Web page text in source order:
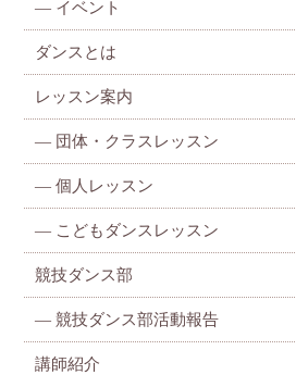
— イベント
ダンスとは
レッスン案内
— 団体・クラスレッスン
—個人レッスン
— こどもダンスレッスン
競技ダンス部
— 競技ダンス部活動報告
講師紹介